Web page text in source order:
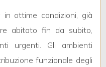
in ottime condizioni, già
abitato fin da subito,
urgenti. Gli ambienti
funzionale degli